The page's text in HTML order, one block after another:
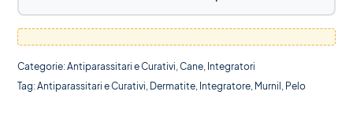
Categorie:Antiparassitari e Curativi,Cane, Integratori
Tag:Antiparassitari e Curativi, Dermatite, Integratore, Murnil , Pelo